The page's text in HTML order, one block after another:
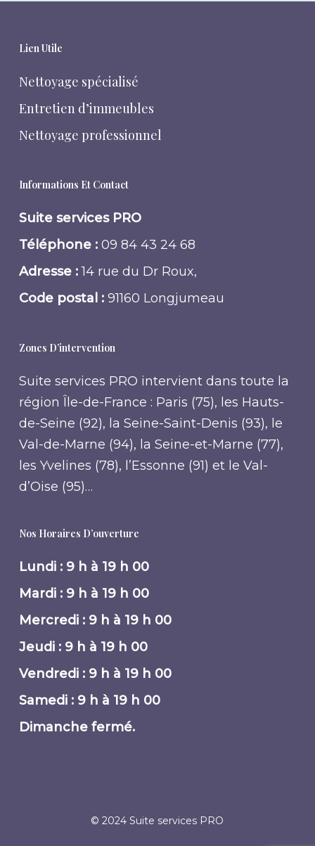
Lien Utile
Nettoyage spécialisé
Entretien d’immeubles
Nettoyage professionnel
Informations Et Contact
Suite services PRO
Téléphone :09 84 43 24 68
Adresse :14 rue du Dr Roux,
Code postal : 91160 Longjumeau
Zones D’intervention
Suite services PRO intervient dans toute la
région Île-de-France : Paris (75), les Hauts-
de-Seine (92), la Seine-Saint-Denis (93), le
Val-de-Marne (94), la Seine-et-Marne (77),
les Yvelines (78), l’Essonne (91) et le Val-
d’Oise (95)…
Nos Horaires D’ouverture
Lundi : 9 h à 19 h 00
Mardi : 9 h à 19 h 00
Mercredi : 9 h à 19 h 00
Jeudi : 9 h à 19 h 00
Vendredi : 9 h à 19 h 00
Samedi : 9 h à 19 h 00
Dimanche fermé.
© 2024 Suite services PRO